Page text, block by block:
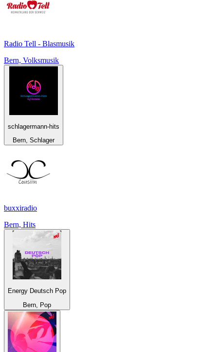
Radio Tell - Blasmusik
Bern, Volksmusik
schlagermann-hits
Bern, Schlager
buxxiradio
Bern, Hits
Energy Deutsch Pop
Bern, Pop